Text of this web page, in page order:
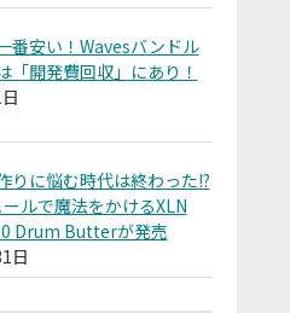
番安い！Wavesバンドル
「開発費回収」にあり！
りに悩む時代は終わった!?
ルで魔法をかけるXLN
Drum Butterが発売
日